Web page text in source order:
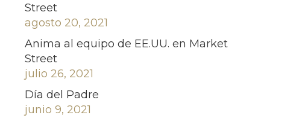
Street
agosto 20, 2021
Anima al equipo de EE.UU. en Market
Street
julio 26, 2021
Día del Padre
junio 9, 2021